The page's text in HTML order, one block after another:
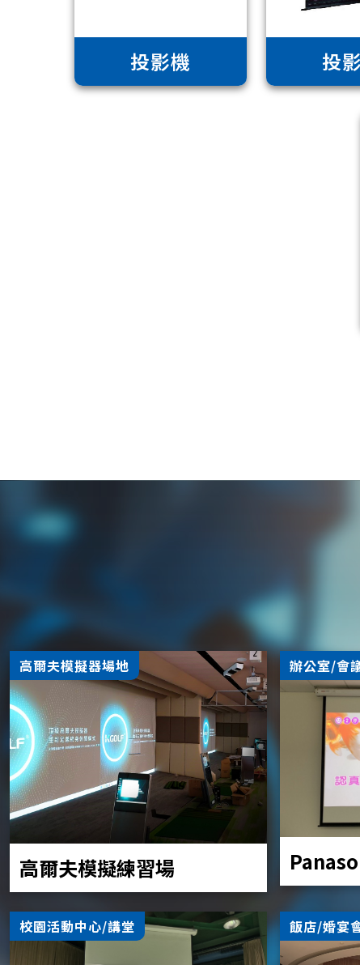
投影機 投
高爾夫模擬器場地
高爾夫模擬練習場
辦公室/會
校園活動中心/講堂 飯店/婚宴